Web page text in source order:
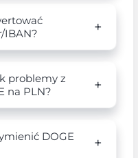
IBAN?
problemy z
na PLN?
DOGE